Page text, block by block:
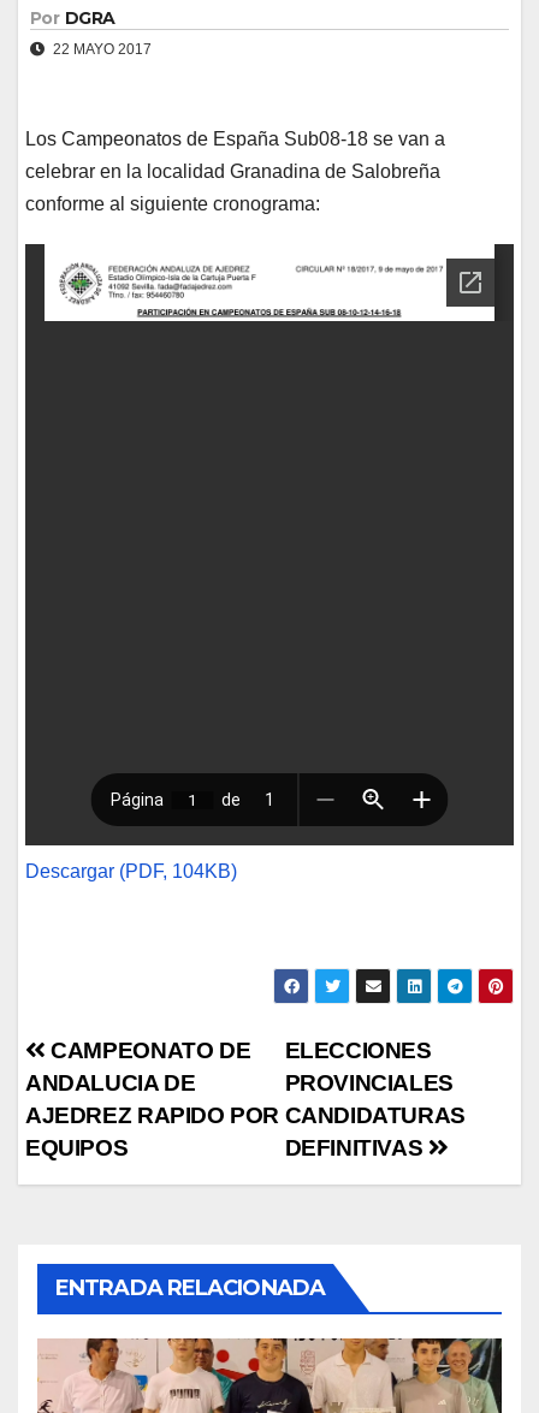
Por DGRA
22 MAYO 2017
Los Campeonatos de España Sub08-18 se van a
celebrar en la localidad Granadina de Salobreña
conforme al siguiente cronograma:
Descargar (PDF, 104KB)
Navegación
de
entradas
ELECCIONES
PROVINCIALES
CANDIDATURAS
DEFINITIVAS
CAMPEONATO DE
ANDALUCIA DE
AJEDREZ RAPIDO POR
EQUIPOS
ENTRADA RELACIONADA